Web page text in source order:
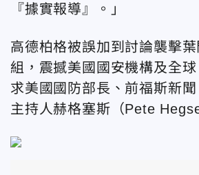
『據實報導』。」
高德柏格被誤加到討論襲擊
組，震撼美國國安機構及全
求美國國防部長、前福斯新聞
主持人赫格塞斯（Pete